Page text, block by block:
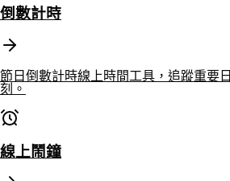
倒數計時
節日倒數計時線上時間工具，追蹤重要
刻。
線上鬧鐘